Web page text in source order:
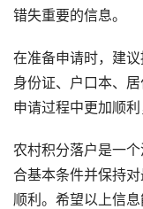
错失重要的信息。
在准备申请时，建
身份证、户口本、
申请过程中更加顺
农村积分落户是一
合基本条件并保持
顺利。希望以上信息